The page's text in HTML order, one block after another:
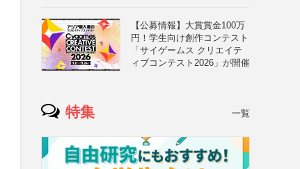
【公募情報】大賞賞金100万
円！学生向け創作コンテスト
「サイゲームス クリエイテ
ィブコンテスト2026」が開催
特集 一覧